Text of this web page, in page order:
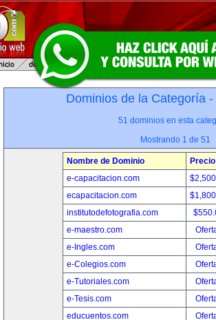
Dominios de la Categoría -
51 dominios en esta
Mostrando 1 de 51
Nombre de Dominio
Precio
e-capacitacion.com
ecapacitacion.com
institutodefotografia.com
e-maestro.com
e-Ingles.com
e-Colegios.com
e-Tutoriales.com
e-Tesis.com
educuentos.com